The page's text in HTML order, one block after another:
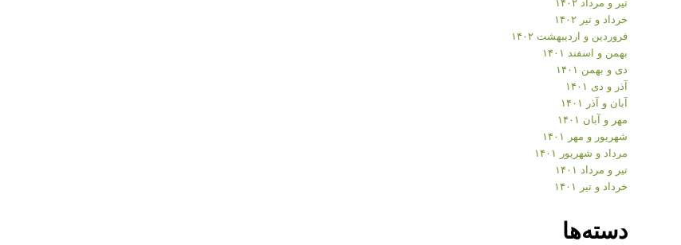
خرداد و تیر ۱۴۰۲
فروردین و اردیبهشت ۱۴۰۲
بهمن و اسفند ۱۴۰۱
دی و بهمن ۱۴۰۱
آذر و دی ۱۴۰۱
آبان و آذر ۱۴۰۱
مهر و آبان ۱۴۰۱
شهریور و مهر ۱۴۰۱
مرداد و شهریور ۱۴۰۱
تیر و مرداد ۱۴۰۱
خرداد و تیر ۱۴۰۱
دسته‌ها